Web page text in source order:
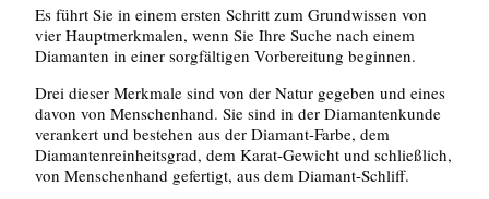
Es führt Sie in einem ersten Schritt zum Grundwissen von
vier Hauptmerkmalen, wenn Sie Ihre Suche nach einem
Diamanten in einer sorgfältigen Vorbereitung beginnen.
Drei dieser Merkmale sind von der Natur gegeben und eines
davon von Menschenhand. Sie sind in der Diamantenkunde
verankert und bestehen aus der Diamant-Farbe, dem
Diamantenreinheitsgrad, dem Karat-Gewicht und schließlich,
von Menschenhand gefertigt, aus dem Diamant-Schliff.